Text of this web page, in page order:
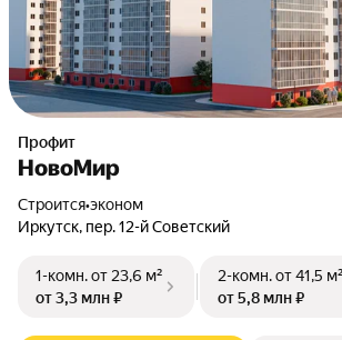
Профит
НовоМир
Строится•эконом
Иркутск, пер. 12-й Советский
1-комн.от 23,6 м²
от 3,3 млн ₽
2-комн.от 41,5 м²
от 5,8 млн ₽